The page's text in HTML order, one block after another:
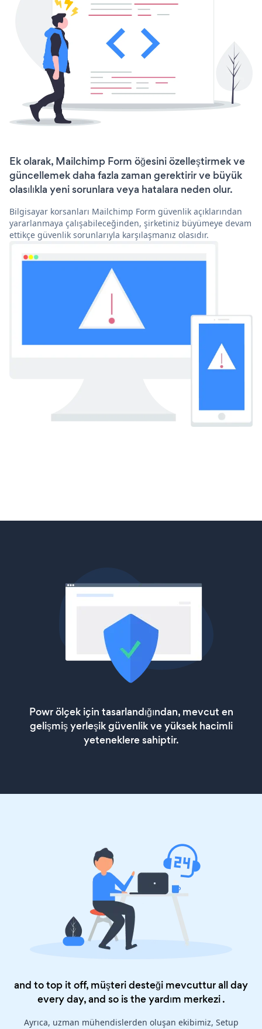
Ek olarak, Mailchimp Form öğesini özelleştirmek ve
güncellemek daha fazla zaman gerektirir ve büyük
olasılıkla yeni sorunlara veya hatalara neden olur.
Bilgisayar korsanları Mailchimp Form güvenlik açıklarından
yararlanmaya çalışabileceğinden, şirketiniz büyümeye devam
ettikçe güvenlik sorunlarıyla karşılaşmanız olasıdır.
Powr ölçek için tasarlandığından, mevcut en
gelişmiş yerleşik güvenlik ve yüksek hacimli
yeteneklere sahiptir.
and to top it off, müşteri desteği mevcuttur all day
every day, and so is theyardım merkezi.
Ayrıca, uzman mühendislerden oluşan ekibimiz, Setup